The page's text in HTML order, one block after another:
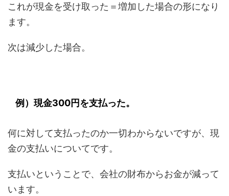
これが現金を受け取った＝増加した場合の形になり
ます。
次は減少した場合。
例）現金300円を支払った。
何に対して支払ったのか一切わからないですが、現
金の支払いについてです。
支払いということで、会社の財布からお金が減って
います。